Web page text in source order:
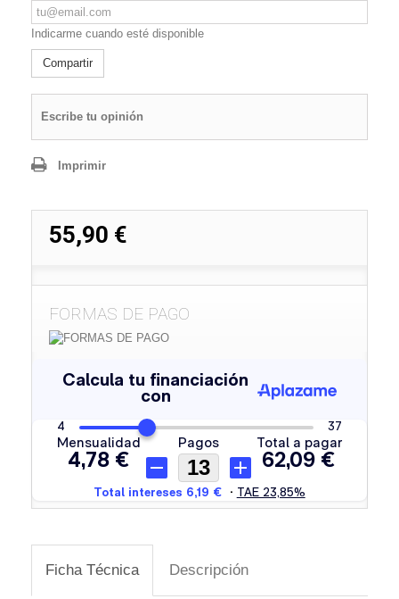
Indicarme cuando esté disponible
Compartir
Escribe tu opinión
Imprimir
55,90 €
FORMAS DE PAGO
Ficha Técnica Descripción